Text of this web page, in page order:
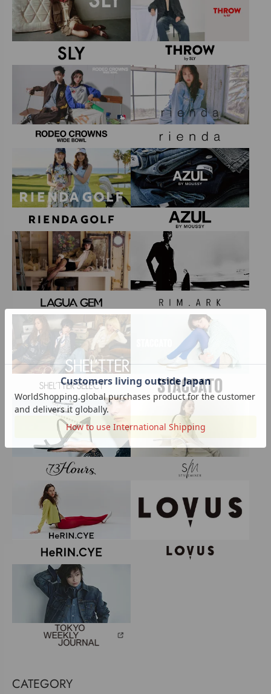
CATEGORY